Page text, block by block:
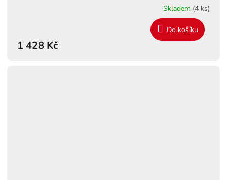
Skladem (4 ks)
1 428 Kč
Do košíku